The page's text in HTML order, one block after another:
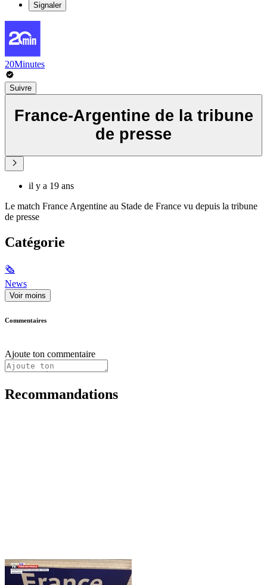
Signaler
20Minutes
Suivre
France-Argentine de la tribune
de presse
il y a 19 ans
Le match France Argentine au Stade de France vu depuis la tribune
de presse
Catégorie
🗞
News
Voir moins
Commentaires
Ajoute ton commentaire
Recommandations